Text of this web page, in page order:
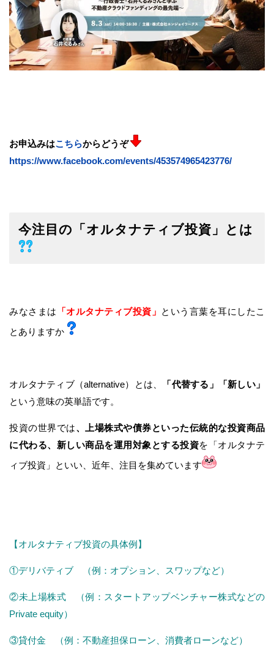
お申込みはこちらからどうぞ
https://www.facebook.com/events/453574965423776/
今注目の「オルタナティブ投資」とは
みなさまは 「オルタナティブ投資」 という言葉を耳にしたこ
とありますか
オルタナティブ（alternative）とは、
「代替する」「新しい」
という意味の英単語です。
投資の世界では、上場株式や債券といった伝統的な投資商品
に代わる、新しい商品を運用対象とする投資を「オルタナテ
ィブ投資」といい、近年、注目を集めています
【オルタナティブ投資の具体例】
①デリバティブ （例：オプション、スワップなど）
②未上場株式 （例：スタートアップベンチャー株式などの
Private equity）
③貸付金 （例：不動産担保ローン、消費者ローンなど）